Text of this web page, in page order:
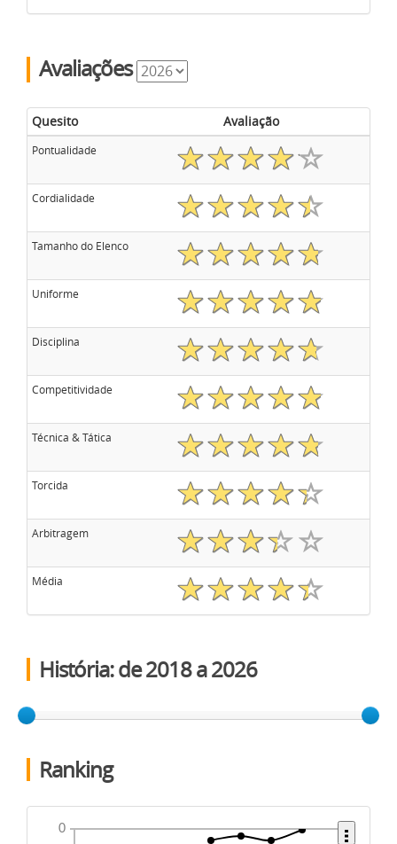
Avaliações
Quesito Avaliação
Pontualidade
Cordialidade
Tamanho do Elenco
Uniforme
Disciplina
Competitividade
Técnica & Tática
Torcida
Arbitragem
Média
História: de2018a2026
Ranking